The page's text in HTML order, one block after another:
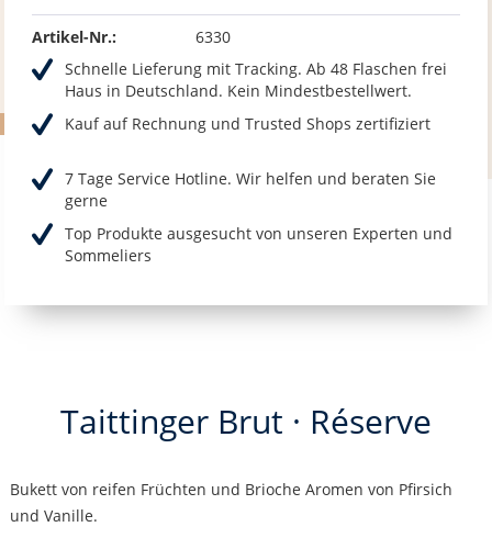
Artikel-Nr.:
6330
Schnelle Lieferung mit Tracking. Ab 48 Flaschen frei
Haus in Deutschland. Kein Mindestbestellwert.
Kauf auf Rechnung und Trusted Shops zertifiziert
7 Tage Service Hotline. Wir helfen und beraten Sie
gerne
Top Produkte ausgesucht von unseren Experten und
Sommeliers
Taittinger Brut · Réserve
Bukett von reifen Früchten und Brioche Aromen von Pfirsich
und Vanille.